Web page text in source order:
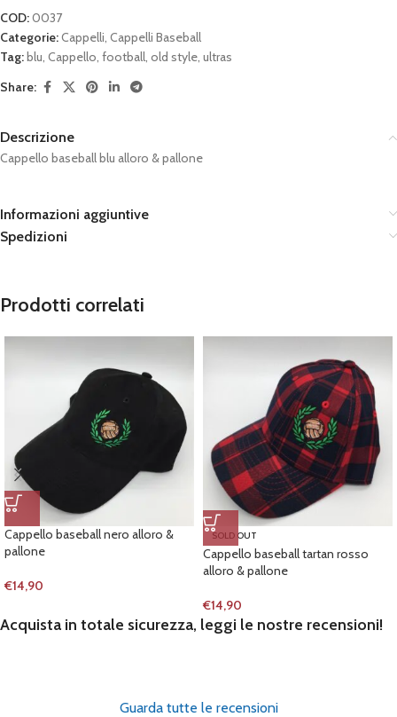
COD:0037
Categorie:Cappelli, Cappelli Baseball
Tag:blu, Cappello, football, old style, ultras
Share:
Descrizione
Cappello baseball blu alloro & pallone
Informazioni aggiuntive
Spedizioni
Prodotti correlati
Cappello baseball nero alloro &
pallone
€14,90
SOLD OUT
Cappello baseball tartan rosso
alloro & pallone
€14,90
Acquista in totale sicurezza, leggi le nostre recensioni!
Guarda tutte le recensioni